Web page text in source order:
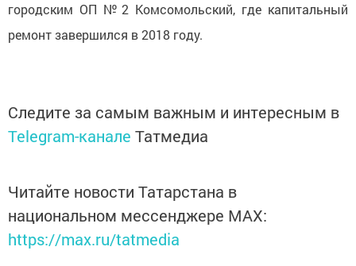
городским ОП №2 Комсомольский, где капитальный
ремонт завершился в 2018 году.
Следите за самым важным и интересным в
Telegram-канале Татмедиа
Читайте новости Татарстана в
национальном мессенджере MАХ:
https://max.ru/tatmedia